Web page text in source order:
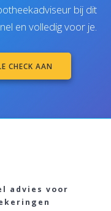
bij dit
en volledig voor je.
CHECK AAN
advies voor